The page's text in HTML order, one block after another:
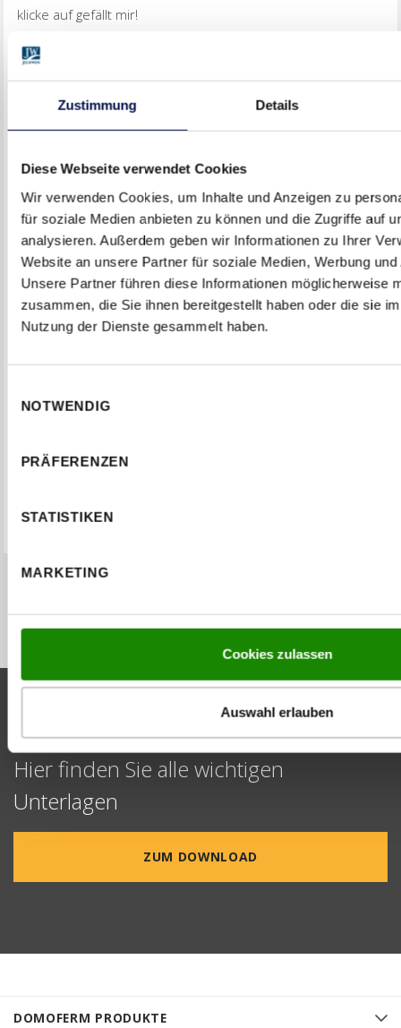
Zustimmung Details
Diese Webseite verwendet Cookies
Wir verwenden Cookies, um Inhalte und Anzeigen zu
für soziale Medien anbieten zu können und die Zugriffe auf
analysieren. Außerdem geben wir Informationen zu Ihrer
Website an unsere Partner für soziale Medien, Werbung
Unsere Partner führen diese Informationen möglicherweise
zusammen, die Sie ihnen bereitgestellt haben oder die sie
Nutzung der Dienste gesammelt haben.
NOTWENDIG
PRÄFERENZEN
STATISTIKEN
MARKETING
Cookies zulassen
Auswahl erlauben
klicke auf gefällt mir!
LESEN SIE WEITER
DOMOFERM PRODUKTE
SERVICE & DOWNLOAD
Hier finden Sie alle wichtigen
Unterlagen
ZUM DOWNLOAD